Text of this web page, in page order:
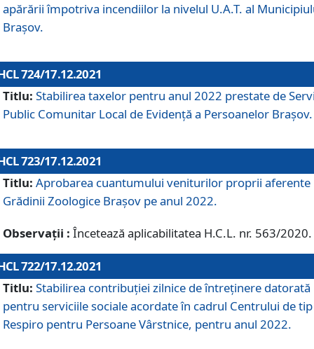
apărării împotriva incendiilor la nivelul U.A.T. al
Brașov.
724/17.12.2021
Titlu: Stabilirea taxelor pentru anul 2022 prestate de
Public Comunitar Local de Evidență a Persoanelor Braşov.
723/17.12.2021
Titlu: Aprobarea cuantumului veniturilor proprii aferente
Grădinii Zoologice Braşov pe anul 2022.
Observații : Încetează aplicabilitatea H.C.L. nr. 563/2020.
722/17.12.2021
Titlu: Stabilirea contribuţiei zilnice de întreținere datorată
pentru serviciile sociale acordate în cadrul Centrului de tip
Respiro pentru Persoane Vârstnice, pentru anul 2022.